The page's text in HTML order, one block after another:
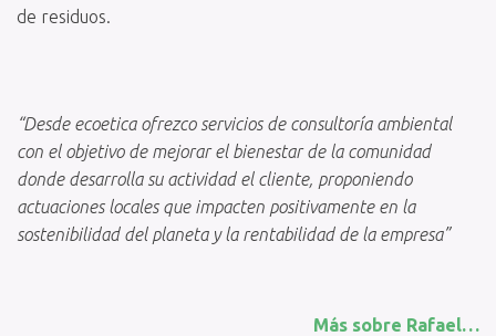
de residuos.
“Desde ecoetica ofrezco servicios de consultoría ambiental
con el objetivo de mejorar el bienestar de la comunidad
donde desarrolla su actividad el cliente, proponiendo
actuaciones locales que impacten positivamente en la
sostenibilidad del planeta y la rentabilidad de la empresa”
Más sobre Rafael…